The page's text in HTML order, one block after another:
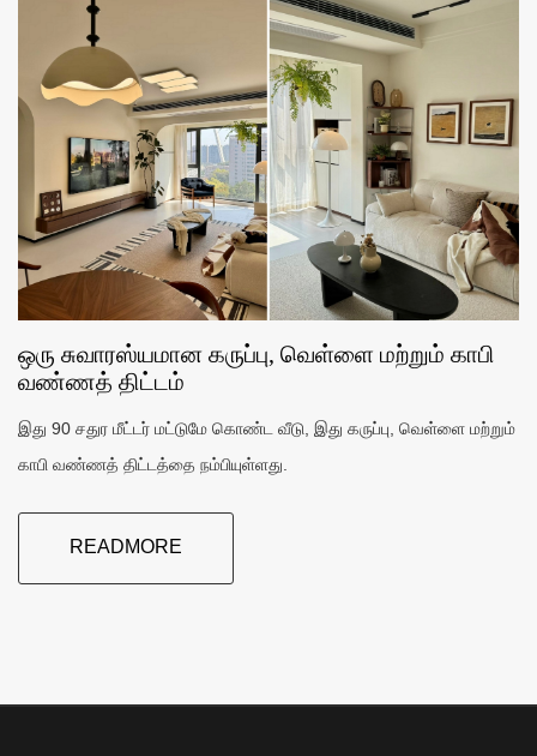
ஒரு சுவாரஸ்யமான கருப்பு, வெள்ளை மற்றும் காபி
வண்ணத் திட்டம்
இது 90 சதுர மீட்டர் மட்டுமே கொண்ட வீடு, இது கருப்பு, வெள்ளை மற்றும்
காபி வண்ணத் திட்டத்தை நம்பியுள்ளது.
READMORE